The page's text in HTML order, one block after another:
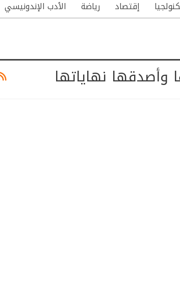
إقتصاد رياضة الأدب الإندونيسي
وأصدقها نهاياتها